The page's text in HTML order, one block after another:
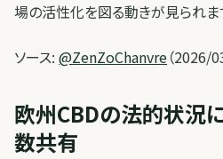
場の活性化を図る動きが見られま
ソース: @ZenZoChanvre（2026/
欧州CBDの法的状況
数共有